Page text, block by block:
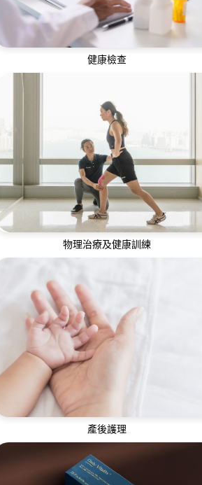
定期進行身體檢查有助了解個人身體狀況並
發現潛在的健康問題
健康檢查
我們的物理治療師及私人教練團隊為顧客訂
立專屬及高效的體能訓練計劃
物理治療及健康訓練
產後護理